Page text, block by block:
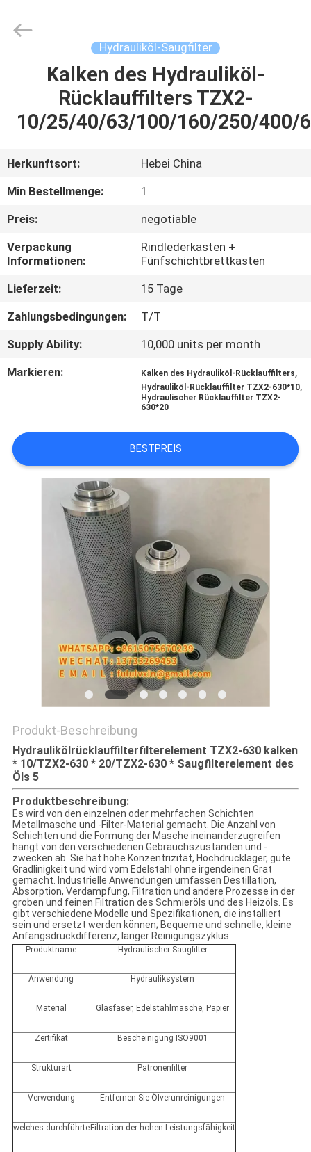
HAUS
PRODUKTE
VIDEOS
UNS
AUSFLUG
QUALITÄTSKONTROLLE
MIT
UNS
VERBINDUNG
NACHRICHTEN
SITEMAP
PRIVACY
POLICY
Rights
Hydrauliköl-Saugfilter
Kalken des Hydrauliköl-
Rücklauffilters TZX2-
10/25/40/63/100/160/250/400/
Herkunftsort:
Hebei China
Min Bestellmenge:
1
Preis:
negotiable
Verpackung
Informationen:
Rindlederkasten +
Fünfschichtbrettkasten
Lieferzeit:
15 Tage
Zahlungsbedingungen:
T/T
Supply Ability:
10,000 units per month
Markieren:
Kalken des Hydrauliköl-Rücklauffilters,
Hydrauliköl-Rücklauffilter TZX2-630*10,
Hydraulischer Rücklauffilter TZX2-
630*20
BESTPREIS
Produkt-Beschreibung
Hydraulikölrücklauffilterfilterelement TZX2-630 kalken
* 10/TZX2-630 * 20/TZX2-630 * Saugfilterelement des
Öls 5
Produktbeschreibung:
Es wird von den einzelnen oder mehrfachen Schichten
Metallmasche und -Filter-Material gemacht. Die Anzahl von
Schichten und die Formung der Masche ineinanderzugreifen
hängt von den verschiedenen Gebrauchszuständen und -
zwecken ab. Sie hat hohe Konzentrizität, Hochdrucklager, gute
Gradlinigkeit und wird vom Edelstahl ohne irgendeinen Grat
gemacht. Industrielle Anwendungen umfassen Destillation,
Absorption, Verdampfung, Filtration und andere Prozesse in der
groben und feinen Filtration des Schmieröls und des Heizöls. Es
gibt verschiedene Modelle und Spezifikationen, die installiert
sein und ersetzt werden können; Bequeme und schnelle, kleine
Anfangsdruckdifferenz, langer Reinigungszyklus.
Produktname Hydraulischer Saugfilter
Anwendung Hydrauliksystem
Material Glasfaser, Edelstahlmasche, Papier
Zertifikat Bescheinigung ISO9001
Strukturart Patronenfilter
Verwendung Entfernen Sie Ölverunreinigungen
welches durchführte Filtration der hohen Leistungsfähigkeit